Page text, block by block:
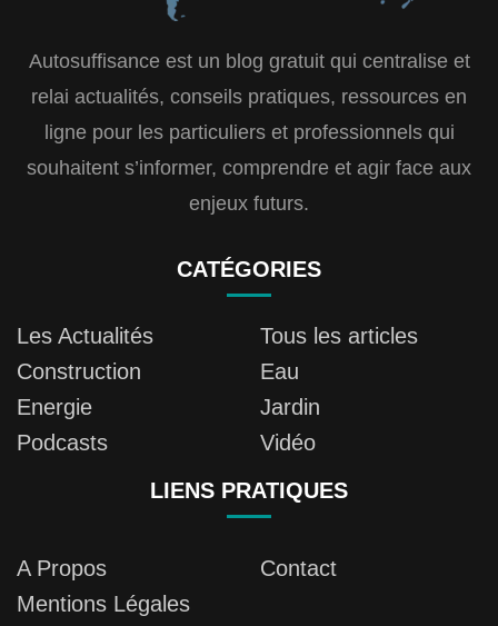
Autosuffisance est un blog gratuit qui centralise et
relai actualités, conseils pratiques, ressources en
ligne pour les particuliers et professionnels qui
souhaitent s’informer, comprendre et agir face aux
enjeux futurs.
CATÉGORIES
Les Actualités
Tous les articles
Construction
Eau
Energie
Jardin
Podcasts
Vidéo
LIENS PRATIQUES
A Propos
Contact
Mentions Légales